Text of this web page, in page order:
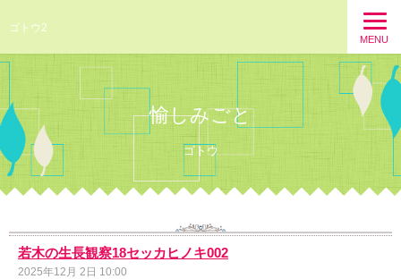
ゴトウ2
MENU
愉しみごと
ゴトウ
若木の生長観察18セッカヒノキ002
2025年12月 2日 10:00